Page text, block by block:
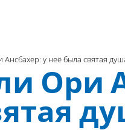
Ансбахер: у неё была святая
Ори